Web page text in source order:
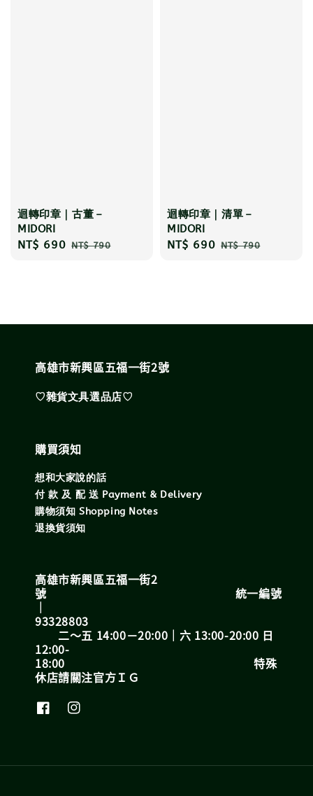
迴轉印章｜古董－
MIDORI
Sale
NT$ 690 Regular
NT$ 790
迴轉印章｜清單－
MIDORI
Sale
NT$ 690 Regular
NT$ 790
高雄市新興區五福一街2號
♡雜貨文具選品店♡
購買須知
想和大家說的話
付 款 及 配 送 Payment & Delivery
購物須知 Shopping Notes
退換貨須知
高雄市新興區五福一街2
號 統一編號
｜
93328803
二～五 14:00－20:00｜六 13:00-20:00 日
12:00-
18:00 特殊
休店請關注官方ＩＧ